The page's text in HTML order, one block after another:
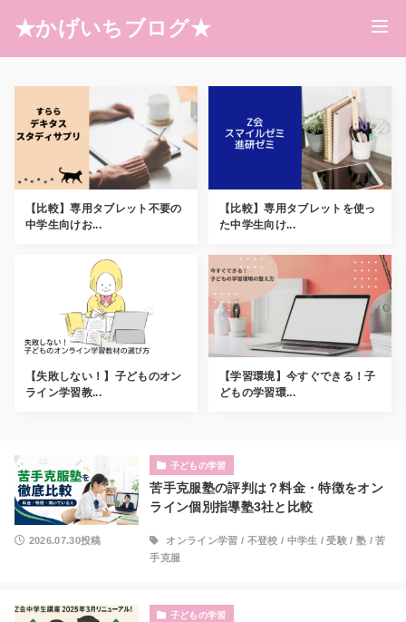
★かげいちブログ★
【比較】専用タブレット不要の
中学生向けお...
【比較】専用タブレットを使っ
た中学生向け...
【失敗しない！】子どものオン
ライン学習教...
【学習環境】今すぐできる！子
どもの学習環...
子どもの学習
苦手克服塾の評判は？料金・特徴をオン
ライン個別指導塾3社と比較
2026.07.30投稿 オンライン学習 / 不登校 / 中学生 /受験 /塾 /苦
手克服
子どもの学習